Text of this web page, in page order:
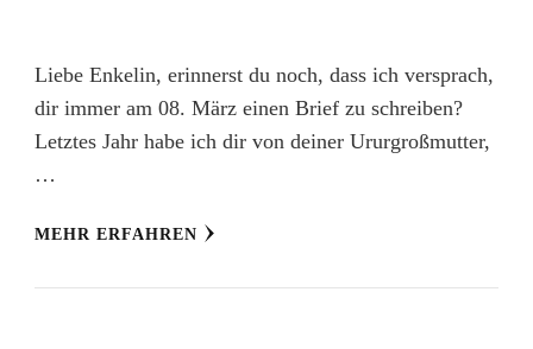
Liebe Enkelin, erinnerst du noch, dass ich versprach,
dir immer am 08. März einen Brief zu schreiben?
Letztes Jahr habe ich dir von deiner Ururgroßmutter,
…
MEHR ERFAHREN